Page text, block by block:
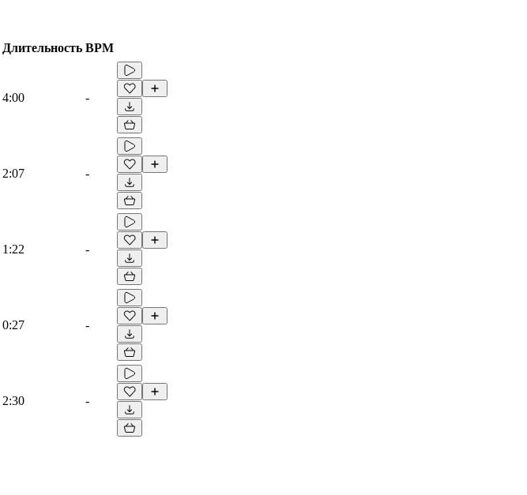
Длительность BPM
4:00 -
2:07 -
1:22 -
0:27 -
2:30 -